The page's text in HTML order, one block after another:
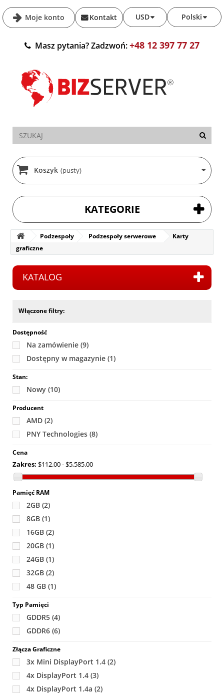
Moje konto Polski
USD
Kontakt
Masz pytania? Zadzwoń:+48 12 397 77 27
Koszyk (pusty)
KATEGORIE
Podzespoły Podzespoły serwerowe
Karty
graficzne
KATALOG
Włączone filtry:
Dostępność
Na zamówienie (9)
Dostępny w magazynie (1)
Stan:
Nowy (10)
Producent
AMD (2)
PNY Technologies (8)
Cena
Zakres: $112.00 - $5,585.00
Pamięć RAM
2GB (2)
8GB (1)
16GB (2)
20GB (1)
24GB (1)
32GB (2)
48 GB (1)
Typ Pamięci
GDDR5 (4)
GDDR6 (6)
Złącza Graficzne
3x Mini DisplayPort 1.4 (2)
4x DisplayPort 1.4 (3)
4x DisplayPort 1.4a (2)